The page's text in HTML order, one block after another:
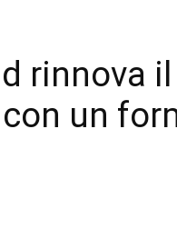
rinnova
un